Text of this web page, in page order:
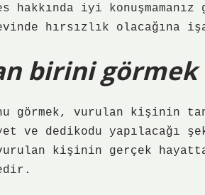
hakkında iyi
hırsızlık olacağına
birini görmek
görmek, vurulan kişinin
ve dedikodu yapılacağı
vurulan kişinin gerçek